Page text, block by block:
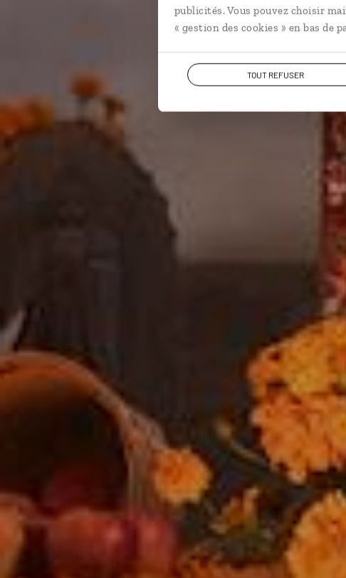
publicités. Vous pouvez choisir
« gestion des cookies » en bas de
TOUT REFUSER